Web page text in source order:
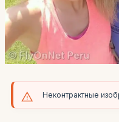
Неконтрактные